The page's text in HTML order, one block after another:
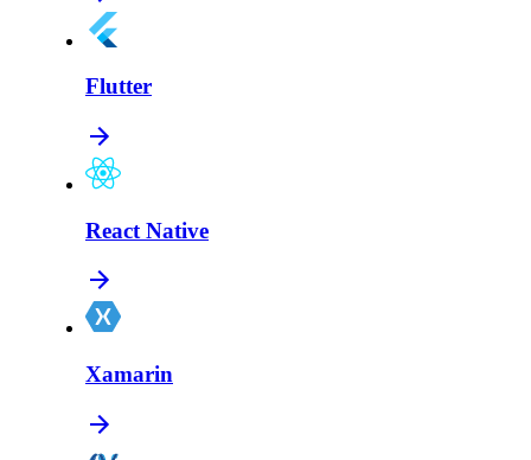
Flutter
React Native
Xamarin